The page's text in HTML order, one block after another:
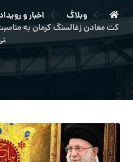
وبلاگ اخبار و
کت معادن زغالسنگ کرمان به